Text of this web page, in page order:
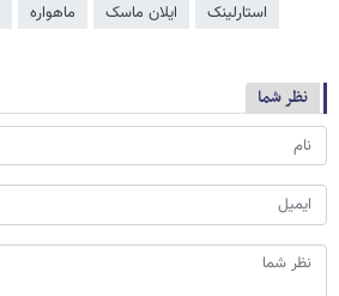
استارلینک ایلان ماسک ماهواره
نظر شما